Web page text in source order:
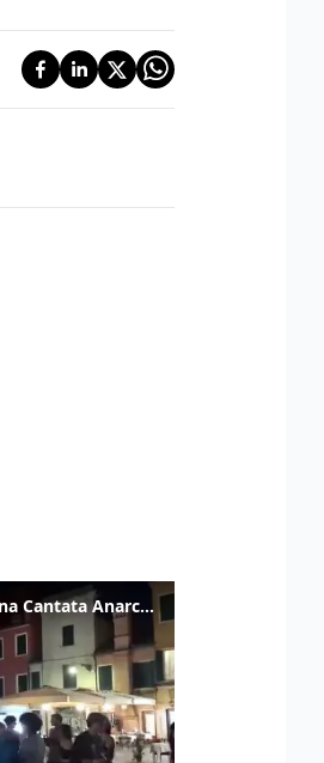
Venezia omaggia Guccini con una Cantata Anarchica in campo Santa Margherita